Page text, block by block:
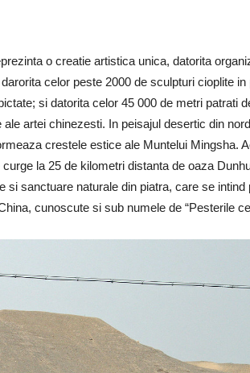
o creatie artistica unica, datorita
celor peste 2000 de sculpturi cioplite
si datorita celor 45 000 de metri patrati
artei chinezesti. In peisajul desertic din
crestele estice ale Muntelui Mingsha.
la 25 de kilometri distanta de oaza
si sanctuare naturale din piatra, care se
cunoscute si sub numele de “Pesterile